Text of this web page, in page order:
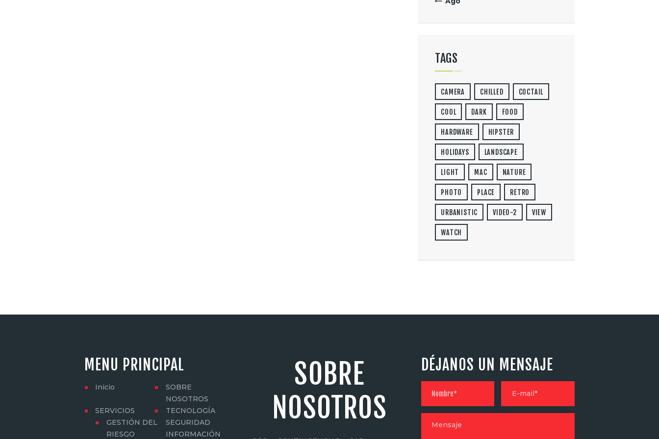
TAGS
CAMERA CHILLED COCTAIL
COOL DARK FOOD
HARDWARE HIPSTER
HOLIDAYS LANDSCAPE
LIGHT MAC NATURE
PHOTO PLACE RETRO
URBANISTIC VIDEO-2 VIEW
WATCH
MENU PRINCIPAL
Inicio
SOBRE
NOSOTROS
SERVICIOS
GESTIÓN DEL
RIESGO
TECNOLOGÍA
SEGURIDAD
INFORMACIÓN
SOBRE
NOSOTROS
DÉJANOS UN MENSAJE